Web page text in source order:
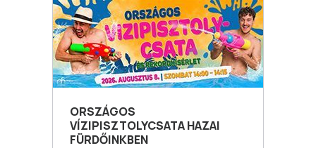
ORSZÁGOS
VÍZIPISZTOLYCSATA HAZAI
FÜRDŐINKBEN